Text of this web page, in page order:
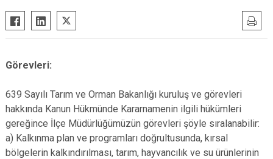
Ayancık
Boyabat
Durağan
Erfelek
Gerze
Saraydüzü
Türkeli
Görevleri:
639 Sayılı Tarım ve Orman Bakanlığı kuruluş ve görevleri
hakkında Kanun Hükmünde Kararnamenin ilgili hükümleri
gereğince İlçe Müdürlüğümüzün görevleri şöyle sıralanabilir:
a) Kalkınma plan ve programları doğrultusunda, kırsal
bölgelerin kalkındırılması, tarım, hayvancılık ve su ürünlerinin